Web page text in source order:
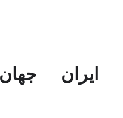
ایران جهان